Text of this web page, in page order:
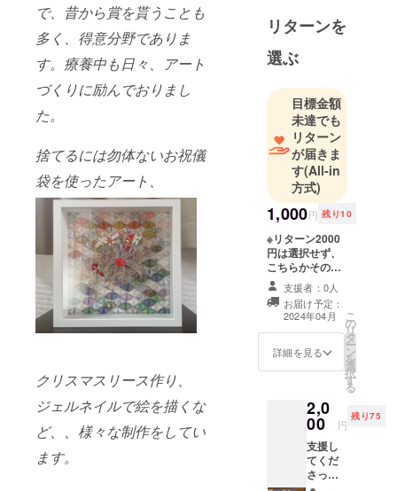
で、昔から賞を貰うことも
多く、得意分野でありま
す。療養中も日々、アート
づくりに励んでおりまし
た。
捨てるには勿体ないお祝儀
袋を使ったアート、
クリスマスリース作り、
ジェルネイルで絵を描くな
ど、、様々な制作をしてい
ます。
年1月に退
社。外出が
上手くでき
ず在宅で何
かできない
か日々考え
る中、昨年
フォトウェ
ディングの
為に制作し
たアートを
再び作りた
い気持ちが
芽生え、色
んな方へお
届けしたい
なりこのプ
に参加。
リターンを
選ぶ
目標金額
未達でも
リターン
が届きま
す(All-in
方式)
1,000円 残り10
※リターン2000
円は選択せず、
こちらかその他
のリターンをお
選び下さい※お礼
のお手紙を、自
作の封筒でお届
けいたします！
(封筒に布などを
の封筒に入れて
お送りいたしま
す) デザインを、
和風と洋風どち
らかお選びくだ
支援者：0人
お届け予定：
2024年04月
詳細を見る
こ
の
リ
タ
ー
ン
を
選
択
す
る
2,0
00 円
残り75
支援し
てくだ
さった